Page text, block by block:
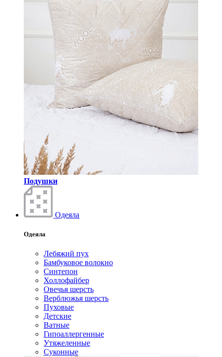
Подушки
Одеяла
Одеяла
Лебяжий пух
Бамбуковое волокно
Синтепон
Холлофайбер
Овечья шерсть
Верблюжья шерсть
Пуховые
Детские
Ватные
Гипоаллергенные
Утяжеленные
Суконные